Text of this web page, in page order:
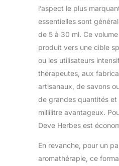
l’aspect le plus
essentielles sont
de 5 à 30 ml. Ce
produit vers une cible
ou les utilisateurs
thérapeutes, aux
artisanaux, de savons
de grandes quantités
millilitre avantageux.
Deve Herbes est
En revanche, pour un
aromathérapie, ce